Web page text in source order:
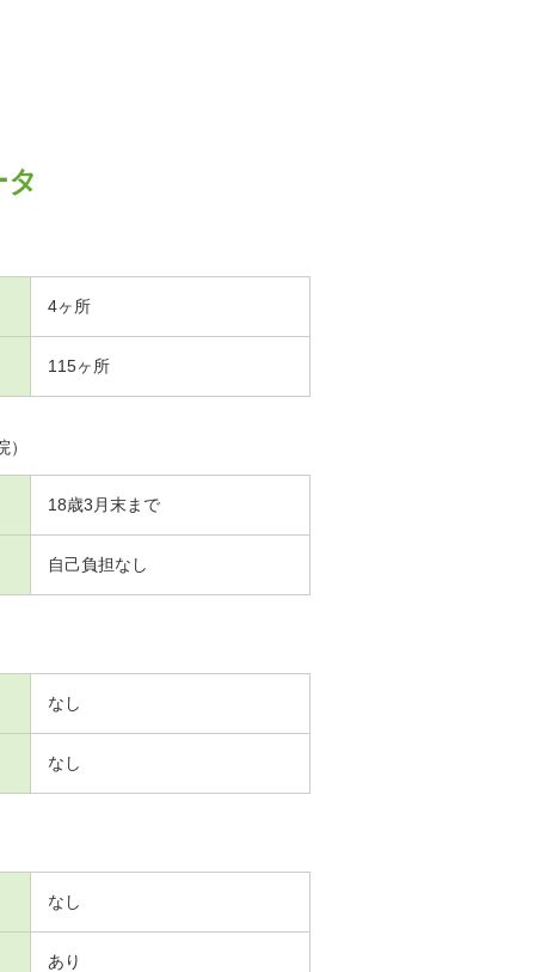
4ヶ所
115ヶ所
18歳3月末まで
自己負担なし
なし
なし
なし
あり